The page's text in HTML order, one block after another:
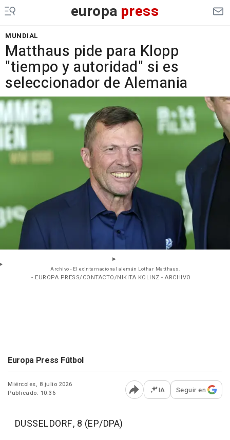
europa press
MUNDIAL
Matthaus pide para Klopp
"tiempo y autoridad" si es
seleccionador de Alemania
Archivo - El exinternacional alemán Lothar Matthaus.
- EUROPA PRESS/CONTACTO/NIKITA KOLINZ - ARCHIVO
Europa Press Fútbol
Miércoles, 8 julio 2026
Publicado: 10:36
Abrir opciones para
IA Seguir en
DUSSELDORF, 8 (EP/DPA)